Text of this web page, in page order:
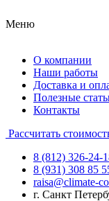
Меню
О компании
Наши работы
Доставка и
Полезные
Контакты
Рассчитать
8 (812) 326-24-
8 (931) 308 85
raisa@climate-
г. Санкт